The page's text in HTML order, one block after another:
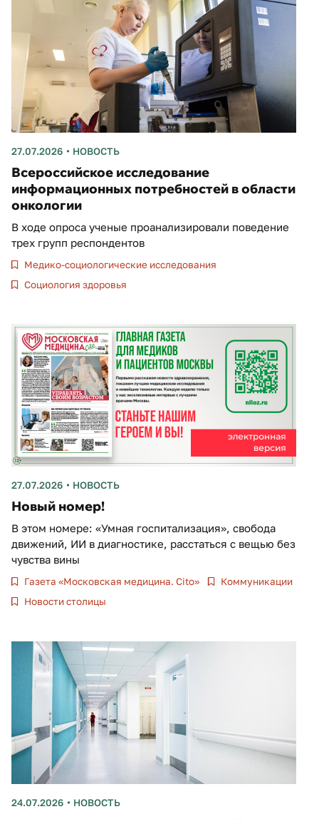
27.07.2026 НОВОСТЬ
Всероссийское исследование
информационных потребностей в области
онкологии
В ходе опроса ученые проанализировали поведение
трех групп респондентов
Медико-социологические исследования
Социология здоровья
27.07.2026 НОВОСТЬ
Новый номер!
В этом номере: «Умная госпитализация», свобода
движений, ИИ в диагностике, расстаться с вещью без
чувства вины
Газета «Московская медицина. Cito»
Коммуникации
Новости столицы
24.07.2026 НОВОСТЬ